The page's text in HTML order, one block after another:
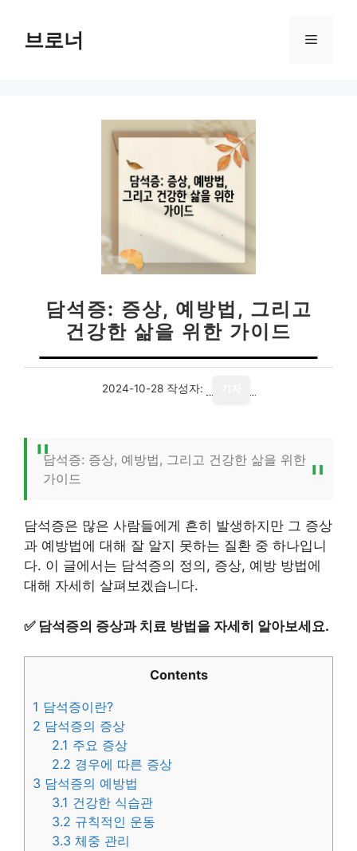
브로너 메
담석증: 증상, 예방법, 그리고
건강한 삶을 위한 가이드
2024-10-28 작성자:
담석증: 증상, 예방법, 그리고 건강한 삶을 위한
가이드
담석증은 많은 사람들에게 흔히 발생하지만 그 증상
과 예방법에 대해 잘 알지 못하는 질환 중 하나입니
다. 이 글에서는 담석증의 정의, 증상, 예방 방법에
대해 자세히 살펴보겠습니다.
✅ 담석증의 증상과 치료 방법을 자세히 알아보세요.
Contents
1 담석증이란?
2 담석증의 증상
2.1 주요 증상
2.2 경우에 따른 증상
3 담석증의 예방법
3.1 건강한 식습관
3.2 규칙적인 운동
3.3 체중 관리